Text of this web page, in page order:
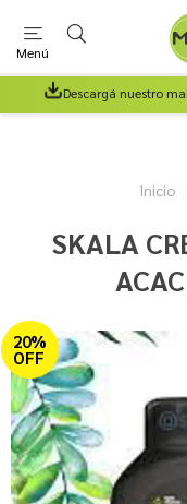
Menú
Descargá nuestro
Inicio
SKALA
20%
OFF